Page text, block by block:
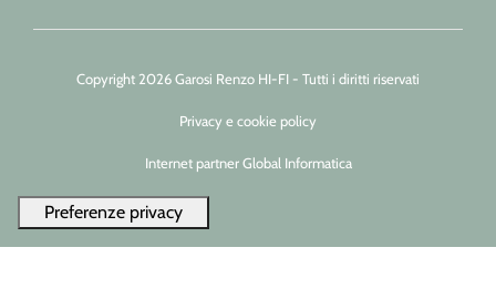
Copyright 2026 Garosi Renzo HI-FI - Tutti i diritti riservati
Privacy e cookie policy
Internet partner Global Informatica